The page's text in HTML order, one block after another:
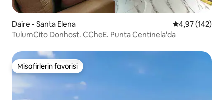
Daire - Santa Elena 5 üzerinden
4,97 (142)
TulumCito Donhost. CCheE. Punta Centinela'da
Misafirlerin favorisi
Misafirlerin favorisi